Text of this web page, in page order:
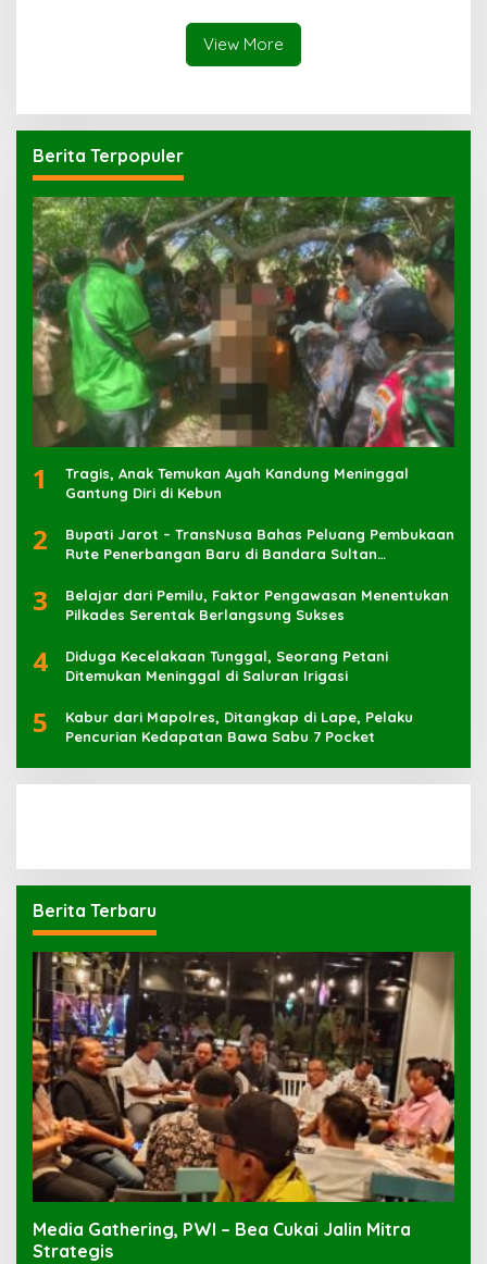
View More
Berita Terpopuler
1
Tragis, Anak Temukan Ayah Kandung Meninggal
Gantung Diri di Kebun
2
Bupati Jarot – TransNusa Bahas Peluang Pembukaan
Rute Penerbangan Baru di Bandara Sultan
3
Belajar dari Pemilu, Faktor Pengawasan Menentukan
Pilkades Serentak Berlangsung Sukses
4
Diduga Kecelakaan Tunggal, Seorang Petani
Ditemukan Meninggal di Saluran Irigasi
5
Kabur dari Mapolres, Ditangkap di Lape, Pelaku
Pencurian Kedapatan Bawa Sabu 7 Pocket
Berita Terbaru
Media Gathering, PWI – Bea Cukai Jalin Mitra
Strategis